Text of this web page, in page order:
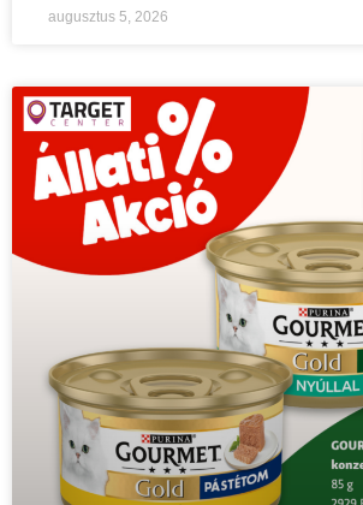
augusztus 5, 2026